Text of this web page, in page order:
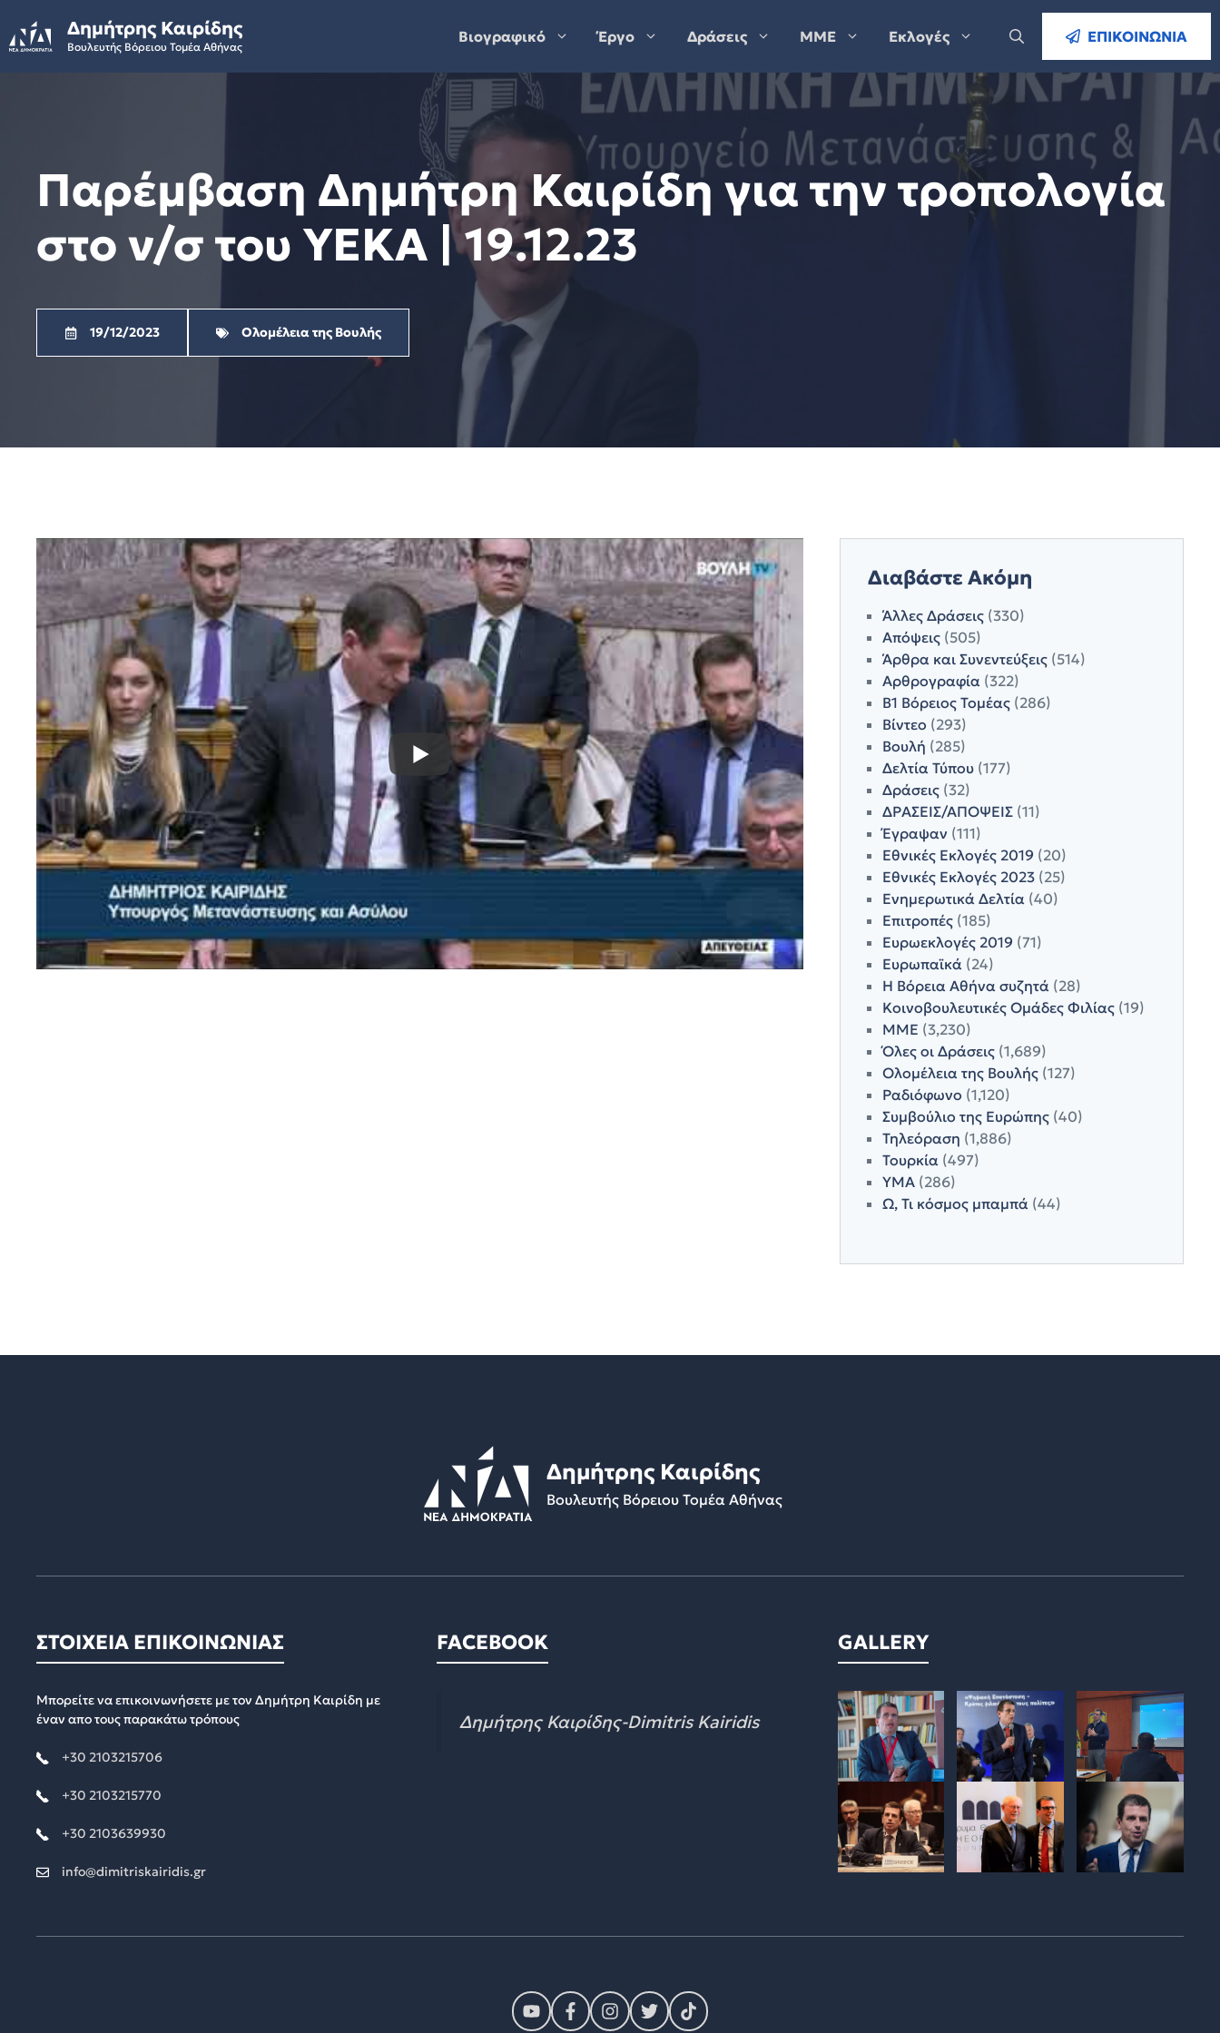
to
content
Δημήτρης Καιρίδης
Βουλευτής Βόρειου Τομέα Αθήνας
Βιογραφικό Έργο Δράσεις ΜΜΕ Εκλογές ΕΠΙΚΟΙΝΩΝΙΑ
Παρέμβαση Δημήτρη Καιρίδη για την τροπολογία
στο ν/σ του ΥΕΚΑ | 19.12.23
19/12/2023 Ολομέλεια της Βουλής
Διαβάστε Ακόμη
Άλλες Δράσεις(330)
Απόψεις(505)
Άρθρα και Συνεντεύξεις(514)
Αρθρογραφία(322)
Β1 Βόρειος Τομέας(286)
Βίντεο (293)
Βουλή (285)
Δελτία Τύπου(177)
Δράσεις(32)
ΔΡΑΣΕΙΣ/ΑΠΟΨΕΙΣ(11)
Έγραψαν (111)
Εθνικές Εκλογές 2019 (20)
Εθνικές Εκλογές 2023(25)
Ενημερωτικά Δελτία(40)
Επιτροπές(185)
Ευρωεκλογές 2019 (71)
Ευρωπαϊκά(24)
Η Βόρεια Αθήνα συζητά(28)
Κοινοβουλευτικές Ομάδες Φιλίας(19)
ΜΜΕ (3,230)
Όλες οι Δράσεις(1,689)
Ολομέλεια της Βουλής(127)
Ραδιόφωνο (1,120)
Συμβούλιο της Ευρώπης(40)
Τηλεόραση (1,886)
Τουρκία(497)
ΥΜΑ(286)
Ω, Τι κόσμος μπαμπά(44)
Δημήτρης Καιρίδης
Βουλευτής Βόρειου Τομέα Αθήνας
ΣΤΟΙΧΕΙΑ ΕΠΙΚΟΙΝΩΝΙΑΣ
Μπορείτε να επικοινωνήσετε με τον Δημήτρη Καιρίδη με
έναν απο τους παρακάτω τρόπους
+30 2103215706
+30 2103215770
+30 2103639930
info@dimitriskairidis.gr
FACEBOOK
Δημήτρης Καιρίδης-Dimitris Kairidis
GALLERY